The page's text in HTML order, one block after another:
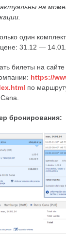
на
один
цене: 31.12 — 14.01.
билеты на сайте
https://
по
бронирования: